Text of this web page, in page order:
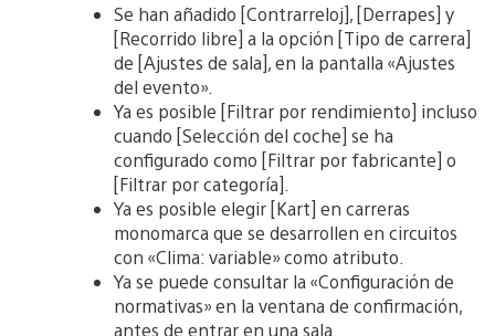
Se han añadido [Contrarreloj], [Derrapes] y
[Recorrido libre] a la opción [Tipo de carrera]
de [Ajustes de sala], en la pantalla «Ajustes
del evento».
Ya es posible [Filtrar por rendimiento] incluso
cuando [Selección del coche] se ha
configurado como [Filtrar por fabricante] o
[Filtrar por categoría].
Ya es posible elegir [Kart] en carreras
monomarca que se desarrollen en circuitos
con «Clima: variable» como atributo.
Ya se puede consultar la «Configuración de
normativas» en la ventana de confirmación,
antes de entrar en una sala.